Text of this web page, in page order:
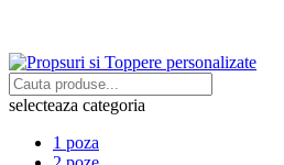
selecteaza categoria
1 poza